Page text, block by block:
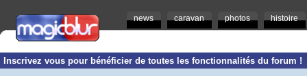
news caravan photos histoire
Inscrivez vous pour bénéficier de toutes les fonctionnalités du forum !